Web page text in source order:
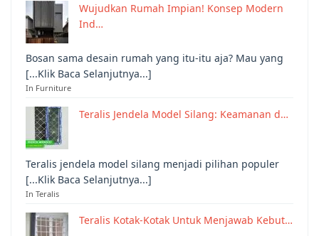
Wujudkan Rumah Impian! Konsep Modern
Ind…
Bosan sama desain rumah yang itu-itu aja? Mau yang
[...Klik Baca Selanjutnya...]
In Furniture
Teralis Jendela Model Silang: Keamanan d…
Teralis jendela model silang menjadi pilihan populer
[...Klik Baca Selanjutnya...]
In Teralis
Teralis Kotak-Kotak Untuk Menjawab Kebut…